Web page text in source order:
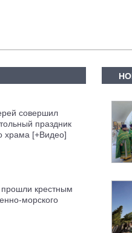
совершил
праздник
храма [+Видео]
крестным